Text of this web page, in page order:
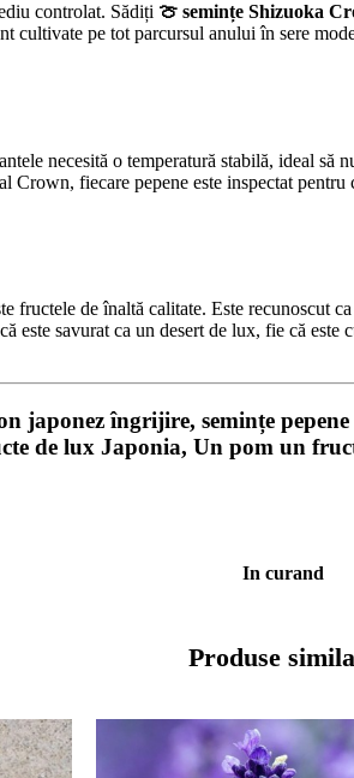
controlat. Sădiți 🍈 semințe Shizuoka
cultivate pe tot parcursul anului în sere
necesită o temperatură stabilă, ideal să
fiecare pepene este inspectat
fructele de înaltă calitate. Este recunoscut
este savurat ca un desert de lux, fie că
japonez îngrijire, semințe
de lux Japonia, Un pom un
In curand
Produse